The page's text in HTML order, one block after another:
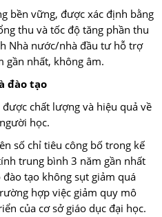
bền vững, được xác định bằng
thu và tốc độ tăng phần thu
Nhà nước/nhà đầu tư hỗ trợ
gần nhất, không âm.
đào tạo
chất lượng và hiệu quả về
học.
số chỉ tiêu công bố trong kế
trung bình 3 năm gần nhất
tạo không sụt giảm quá
hợp việc giảm quy mô
của cơ sở giáo dục đại học.